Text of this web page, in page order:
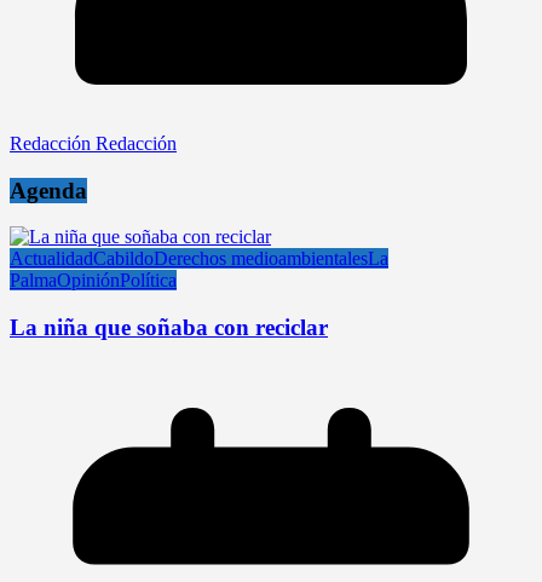
Redacción Redacción
Agenda
ActualidadCabildoDerechos medioambientalesLa
PalmaOpiniónPolítica
La niña que soñaba con reciclar